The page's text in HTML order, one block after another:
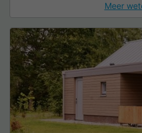
Meer